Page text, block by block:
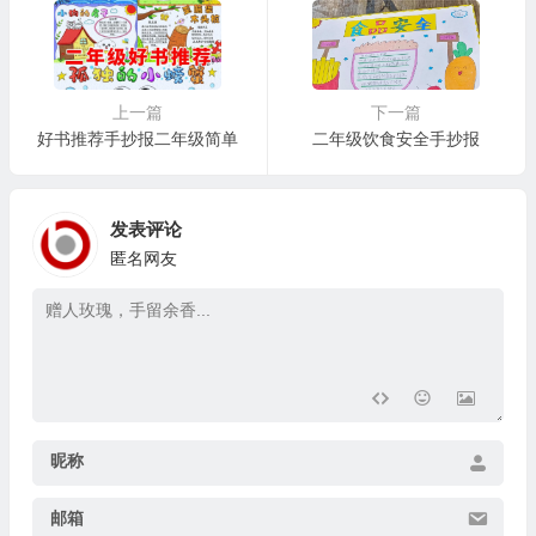
上一篇
好书推荐手抄报二年级简单
下一篇
二年级饮食安全手抄报
发表评论
匿名网友
昵称
邮箱